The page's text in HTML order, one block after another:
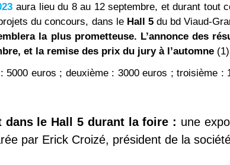
aura lieu du 8 au 12 septembre, et durant tout
du concours, dans le Hall 5du bd Viaud-
la plus prometteuse. L’annonce des
et la remise des prix du jury à l’automne (1)
5000 euros ; deuxième : 3000 euros ; troisième :
dans le Hall 5 durant la foire : une
par Erick Croizé, président de la